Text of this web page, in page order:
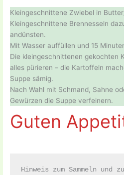
Kleingeschnittene Zwiebel in
Kleingeschnittene Brennesseln
andünsten.
Mit Wasser auffüllen und 15
Die kleingeschnittenen gekochten
alles pürieren – die Kartoffeln
Suppe sämig.
Nach Wahl mit Schmand, Sahne
Gewürzen die Suppe verfeinern.
Guten
Hinweis zum Sammeln und